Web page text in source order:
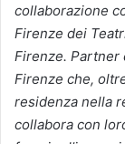
collaborazione
Firenze dei
Firenze. Partner
Firenze che,
residenza nella
collabora con